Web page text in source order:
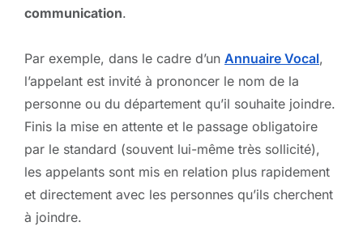
communication.
Par exemple, dans le cadre d’un Annuaire Vocal,
l’appelant est invité à prononcer le nom de la
personne ou du département qu’il souhaite joindre.
Finis la mise en attente et le passage obligatoire
par le standard (souvent lui-même très sollicité),
les appelants sont mis en relation plus rapidement
et directement avec les personnes qu’ils cherchent
à joindre.